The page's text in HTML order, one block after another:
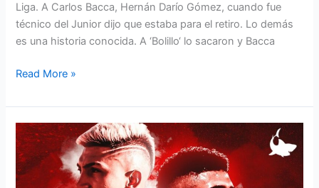
Liga. A Carlos Bacca, Hernán Darío Gómez, cuando fue
técnico del Junior dijo que estaba para el retiro. Lo demás
es una historia conocida. A ‘Bolillo‘ lo sacaron y Bacca
Read More »
Convocados
de
Junior
para